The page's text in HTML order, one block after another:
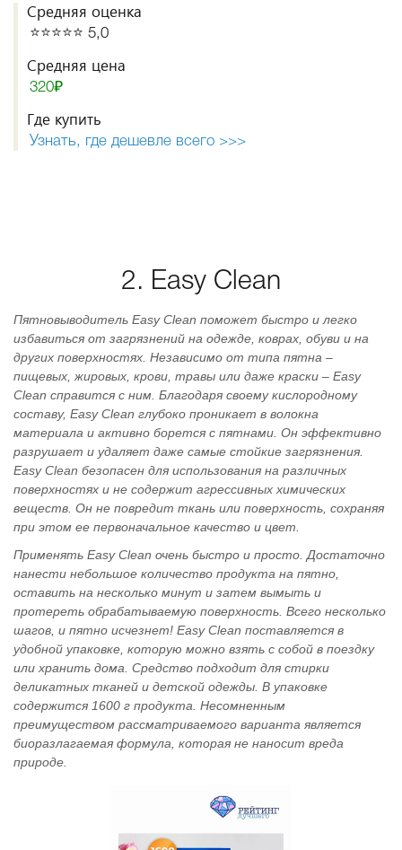
Средняя оценка
⭐️⭐️⭐️⭐️⭐️ 5,0
Средняя цена
320₽
Где купить
Узнать, где дешевле всего >>>
2. Easy Clean
Пятновыводитель Easy Clean поможет быстро и легко
избавиться от загрязнений на одежде, коврах, обуви и на
других поверхностях. Независимо от типа пятна –
пищевых, жировых, крови, травы или даже краски – Easy
Clean справится с ним. Благодаря своему кислородному
составу, Easy Clean глубоко проникает в волокна
материала и активно борется с пятнами. Он эффективно
разрушает и удаляет даже самые стойкие загрязнения.
Easy Clean безопасен для использования на различных
поверхностях и не содержит агрессивных химических
веществ. Он не повредит ткань или поверхность, сохраняя
при этом ее первоначальное качество и цвет.
Применять Easy Clean очень быстро и просто. Достаточно
нанести небольшое количество продукта на пятно,
оставить на несколько минут и затем вымыть и
протереть обрабатываемую поверхность. Всего несколько
шагов, и пятно исчезнет! Easy Clean поставляется в
удобной упаковке, которую можно взять с собой в поездку
или хранить дома. Средство подходит для стирки
деликатных тканей и детской одежды. В упаковке
содержится 1600 г продукта. Несомненным
преимуществом рассматриваемого варианта является
биоразлагаемая формула, которая не наносит вреда
природе.